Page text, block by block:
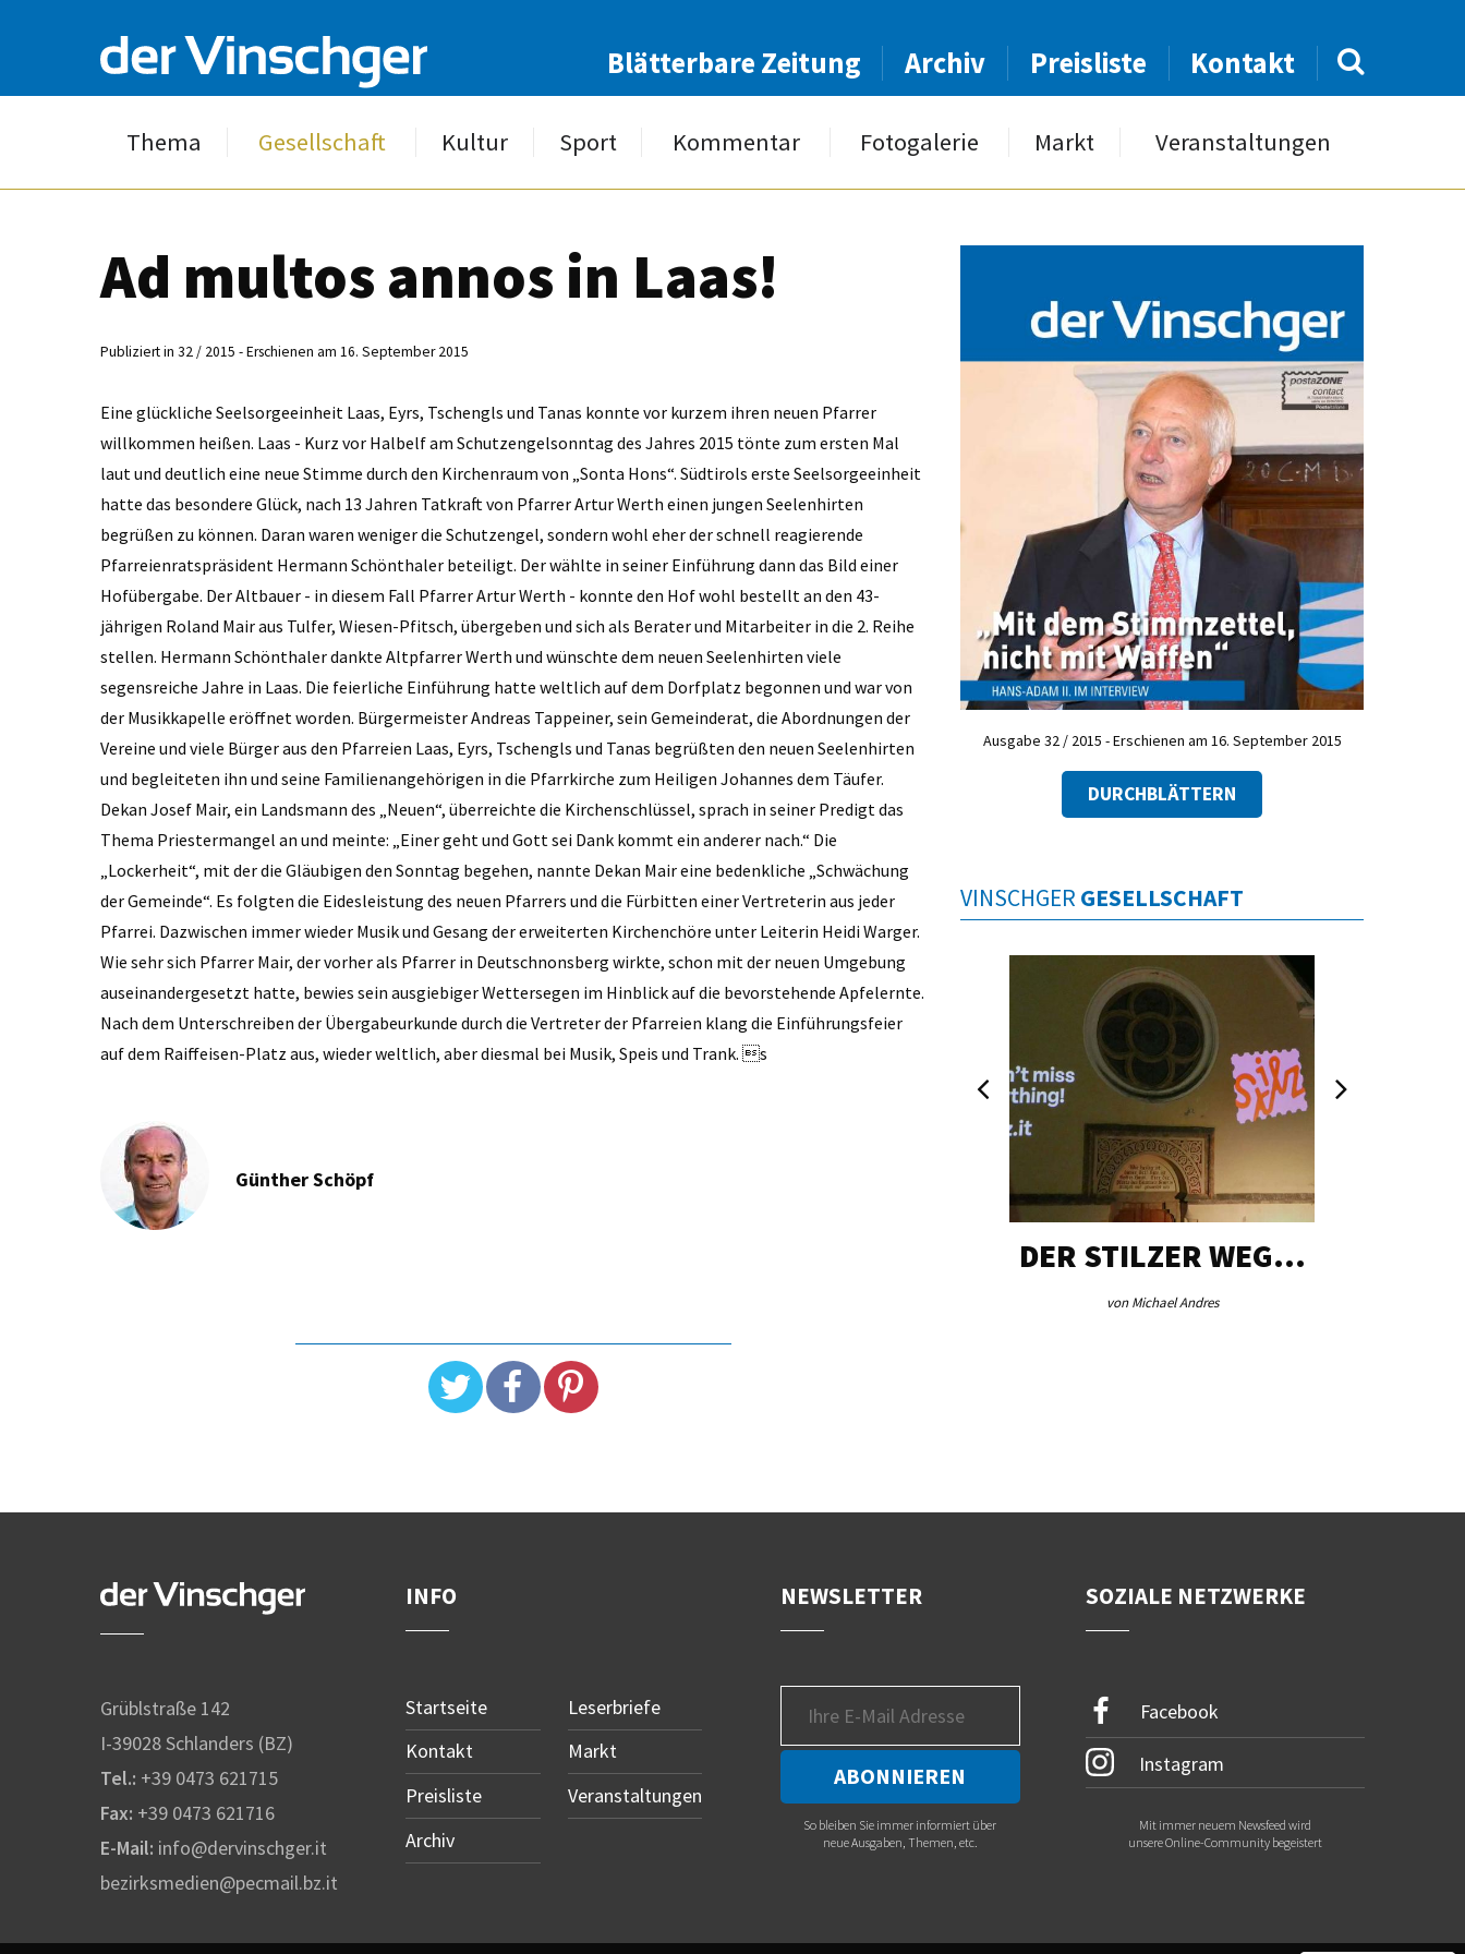
Blätterbare Zeitung Archiv Preisliste Kontakt
Thema Gesellschaft Kultur Sport Kommentar Fotogalerie Markt Veranstaltungen
Ad multos annos in Laas!
Publiziert in 32 / 2015 - Erschienen am 16. September 2015
Eine glückliche Seelsorgeeinheit Laas, Eyrs, Tschengls und Tanas konnte vor kurzem ihren neuen Pfarrer
willkommen heißen. Laas - Kurz vor Halbelf am Schutzengel­sonntag des Jahres 2015 tönte zum ersten Mal
laut und deutlich eine neue Stimme durch den ­Kirchenraum von „Sonta Hons“. Südtirols erste Seelsorgeeinheit
hatte das besondere Glück, nach 13 Jahren Tatkraft von Pfarrer Artur Werth einen jungen Seelenhirten
begrüßen zu können. Daran waren weniger die Schutzengel, sondern wohl eher der schnell ­reagierende
Pfarreienratspräsident Hermann Schönthaler beteiligt. Der wählte in seiner Einführung dann das Bild einer
Hofübergabe. Der Altbauer - in diesem Fall Pfarrer Artur Werth - konnte den Hof wohl bestellt an den 43-
jährigen Roland Mair aus Tulfer, Wiesen-Pfitsch, übergeben und sich als Berater und Mitarbeiter in die 2. Reihe
stellen. Hermann Schönthaler dankte Altpfarrer Werth und wünschte dem neuen Seelenhirten viele
segensreiche Jahre in Laas. Die feierliche Einführung hatte weltlich auf dem Dorfplatz begonnen und war von
der Musikkapelle eröffnet worden. Bürgermeister Andreas Tappeiner, sein Gemeinderat, die Abordnungen der
Vereine und viele Bürger aus den Pfarreien Laas, Eyrs, Tschengls und Tanas begrüßten den neuen Seelenhirten
und begleiteten ihn und seine Familienangehörigen in die Pfarrkirche zum Heiligen Johannes dem Täufer.
Dekan Josef Mair, ein Landsmann des „Neuen“, überreichte die Kirchenschlüssel, sprach in seiner Predigt das
Thema Priestermangel an und meinte: „Einer geht und Gott sei Dank kommt ein anderer nach.“ Die
„Lockerheit“, mit der die Gläubigen den Sonntag begehen, nannte Dekan Mair eine bedenkliche „Schwächung
der Gemeinde“. Es folgten die Eidesleistung des neuen Pfarrers und die Fürbitten einer Vertreterin aus jeder
Pfarrei. Dazwischen immer wieder Musik und Gesang der erweiterten Kirchenchöre unter Leiterin Heidi Warger.
Wie sehr sich Pfarrer Mair, der vorher als Pfarrer in Deutschnonsberg wirkte, schon mit der neuen Umgebung
auseinandergesetzt hatte, bewies sein ausgiebiger Wettersegen im Hinblick auf die bevorstehende Apfelernte.
Nach dem Unterschreiben der Übergabeurkunde durch die Vertreter der Pfarreien klang die Einführungsfeier
auf dem Raiffeisen-Platz aus, wieder weltlich, aber diesmal bei Musik, Speis und Trank. s
Günther Schöpf
Ausgabe 32 / 2015 - Erschienen am 16. September 2015
DURCHBLÄTTERN
VINSCHGER GESELLSCHAFT
DER STILZER WEG…
von Michael Andres
Grüblstraße 142
I-39028 Schlanders (BZ)
Tel.: +39 0473 621715
Fax: +39 0473 621716
E-Mail: info@dervinschger.it
bezirksmedien@pecmail.bz.it
INFO
Startseite
Kontakt
Preisliste
Archiv
Leserbriefe
Markt
Veranstaltungen
NEWSLETTER
So bleiben Sie immer informiert über
neue Ausgaben, Themen, etc.
SOZIALE NETZWERKE
Facebook
Instagram
Mit immer neuem Newsfeed wird
unsere Online-Community begeistert